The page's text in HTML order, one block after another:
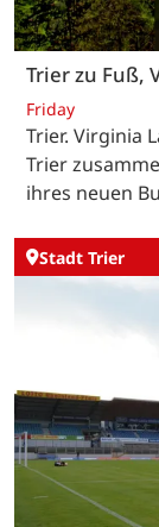
Trier zu Fuß,
Friday
Trier. Virginia
Trier
ihres neuen
Stadt Trier